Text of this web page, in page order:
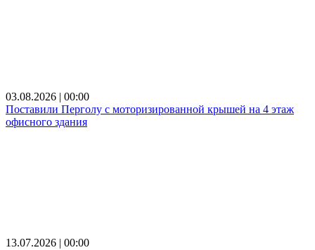
03.08.2026 | 00:00
Поставили Перголу с моторизированной крышей на 4 этаж
офисного здания
13.07.2026 | 00:00